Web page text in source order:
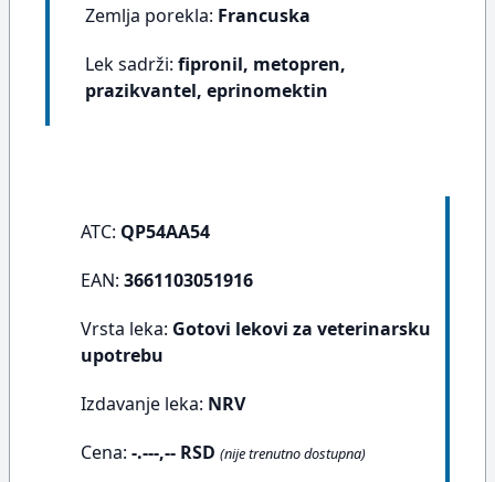
Zemlja porekla: Francuska
Lek sadrži: fipronil, metopren,
prazikvantel, eprinomektin
ATC: QP54AA54
EAN: 3661103051916
Vrsta leka: Gotovi lekovi za veterinarsku
upotrebu
Izdavanje leka: NRV
Cena: -.---,-- RSD (nije trenutno dostupna)